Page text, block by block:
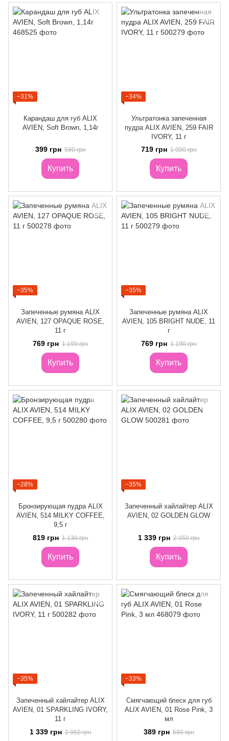
−31%
Карандаш для губ ALIX
AVIEN, Soft Brown, 1,14г
399 грн 580 грн
Купить
−34%
Ультратонка запеченная
пудра ALIX AVIEN, 259 FAIR
IVORY, 11 г
719 грн 1 090 грн
Купить
−35%
Запеченные румяна ALIX
AVIEN, 127 OPAQUE ROSE,
11 г
769 грн 1 190 грн
Купить
−35%
Запеченные румяна ALIX
AVIEN, 105 BRIGHT NUDE, 11
г
769 грн 1 190 грн
Купить
−28%
Бронзирующая пудра ALIX
AVIEN, 514 MILKY COFFEE,
9,5 г
819 грн 1 130 грн
Купить
−35%
Запеченный хайлайтер ALIX
AVIEN, 02 GOLDEN GLOW
1 339 грн 2 050 грн
Купить
−35%
Запеченный хайлайтер ALIX
AVIEN, 01 SPARKLING IVORY,
11 г
1 339 грн 2 050 грн
−33%
Смягчающий блеск для губ
ALIX AVIEN, 01 Rose Pink, 3
мл
389 грн 580 грн